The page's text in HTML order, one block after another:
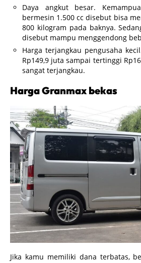
Daya angkut besar.
bermesin 1.500 cc disebut bisa
800 kilogram pada baknya.
disebut mampu menggendong
Harga terjangkau pengusaha
Rp149,9 juta sampai tertinggi
sangat terjangkau.
Harga Granmax bekas
Jika kamu memiliki dana terbatas,